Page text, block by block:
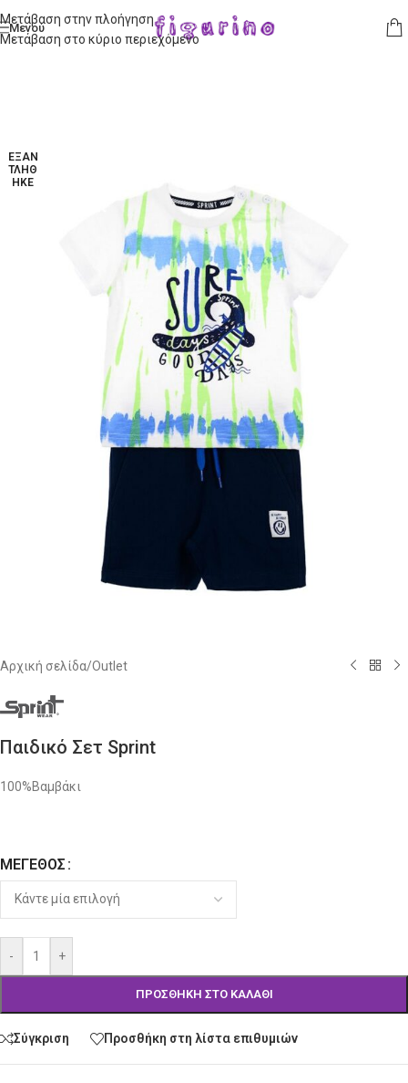
Μετάβαση στην πλοήγηση
Μετάβαση στο κύριο περιεχόμενο
Μενού
ΕΞΑΝ
ΤΛΉΘ
ΗΚΕ
Αρχική σελίδα/Outlet
Παιδικό Σετ Sprint
100%Bαμβάκι
ΜΈΓΕΘΟΣ
- +
ΠΡΟΣΘΉΚΗ ΣΤΟ ΚΑΛΆΘΙ
Alternative:
Σύγκριση Προσθήκη στη λίστα επιθυμιών